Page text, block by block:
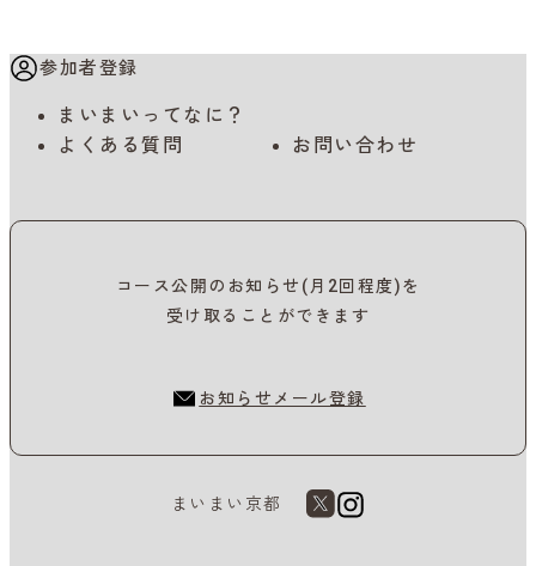
参加者登録
まいまいってなに？
よくある質問
お問い合わせ
コース公開のお知らせ(月2回程度)を
受け取ることができます
お知らせメール登録
まいまい京都